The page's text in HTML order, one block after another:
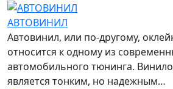
АВТОВИНИЛ
Автовинил, или по-другому,
относится к одному из
автомобильного тюнинга.
является тонким, но надежным…